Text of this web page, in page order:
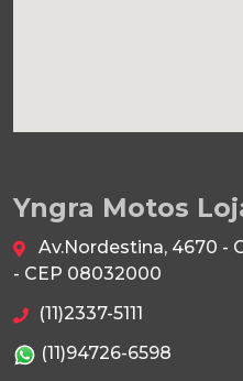
Yngra Motos
Av.Nordestina, 4670 -
- CEP 08032000
(11)2337-5111
(11)94726-6598